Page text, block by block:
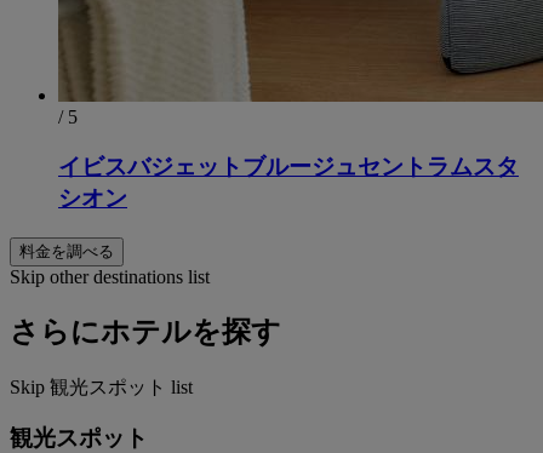
/ 5
イビスバジェットブルージュセントラムスタ
シオン
料金を調べる
Skip other destinations list
さらにホテルを探す
Skip 観光スポット list
観光スポット